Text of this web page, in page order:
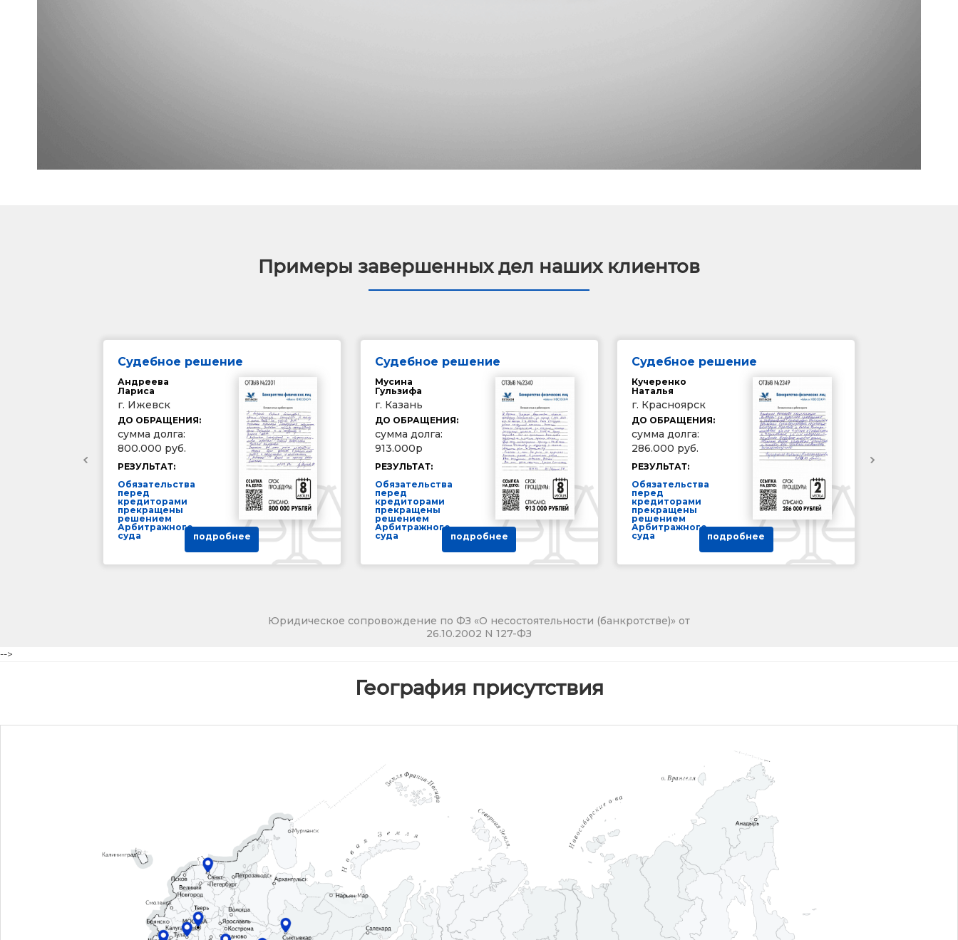
Примеры завершенных дел наших клиентов
Судебное решение
Андреева
Лариса
г. Ижевск
ДО ОБРАЩЕНИЯ:
сумма долга:
800.000 руб.
РЕЗУЛЬТАТ:
Обязательства
перед
кредиторами
прекращены
решением
Арбитражного
суда
подробнее
Судебное решение
Мусина
Гульзифа
г. Казань
ДО ОБРАЩЕНИЯ:
сумма долга:
913.000р
РЕЗУЛЬТАТ:
Обязательства
перед
кредиторами
прекращены
решением
Арбитражного
суда
подробнее
Судебное решение
Кучеренко
Наталья
г. Красноярск
ДО ОБРАЩЕНИЯ:
сумма долга:
286.000 руб.
РЕЗУЛЬТАТ:
Обязательства
перед
кредиторами
прекращены
решением
Арбитражного
суда
подробнее
Юридическое сопровождение по ФЗ «О несостоятельности (банкротстве)» от
26.10.2002 N 127-ФЗ
-->
География присутствия